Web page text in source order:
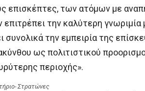
επισκέπτες, των ατόμων με
την καλύτερη γνωριμία
την εμπειρία της
ως πολιτιστικού
περιοχής».
Στρατώνες